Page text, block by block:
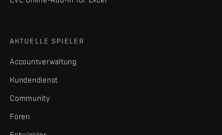
AKTUELLE SPIELER
Accountverwaltung
Kundendienst
Community
Foren